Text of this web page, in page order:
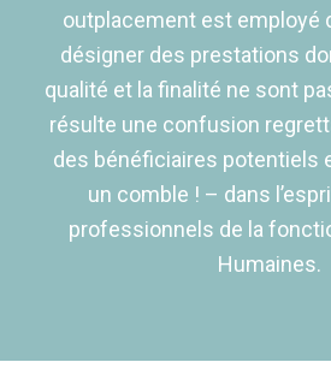
outplacement est employé
désigner des prestations
qualité et la finalité ne sont
résulte une confusion
des bénéficiaires potentiels
un comble ! – dans
professionnels de la
Humaines.